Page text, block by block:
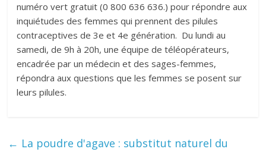
numéro vert gratuit (0 800 636 636.) pour répondre aux
inquiétudes des femmes qui prennent des pilules
contraceptives de 3e et 4e génération. Du lundi au
samedi, de 9h à 20h, une équipe de téléopérateurs,
encadrée par un médecin et des sages-femmes,
répondra aux questions que les femmes se posent sur
leurs pilules.
← La poudre d'agave : substitut naturel du